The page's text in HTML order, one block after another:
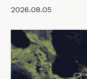
2026.08.05